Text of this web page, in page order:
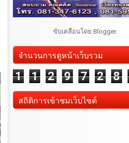
ขับเคลื่อนโดย Blogger.
จำนวนการดูหน้าเว็บรวม
1 1 2 9 7 2 8
สถิติการเข้าชมเว็บไซต์